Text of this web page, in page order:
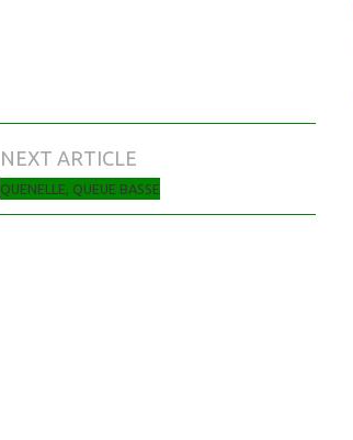
NEXT ARTICLE
QUENELLE, QUEUE BASSE